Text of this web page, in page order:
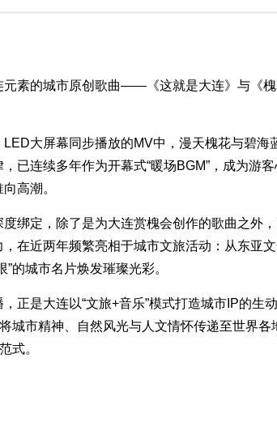
素的城市原创歌曲——《这就是大连》与《
大屏幕同步播放的MV中，漫天槐花与碧
已连续多年作为开幕式“暖场BGM”，成为游
高潮。
绑定，除了是为大连赏槐会创作的歌曲之外
在近两年频繁亮相于城市文旅活动：从东亚
的城市名片焕发璀璨光彩。
正是大连以“文旅+音乐”模式打造城市IP的
城市精神、自然风光与人文情怀传递至世界
式。